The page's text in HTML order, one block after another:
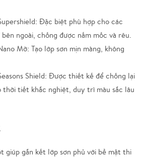
Đặc biệt phù hợp cho các
ngoài, chống được nấm mốc và rêu.
Mờ: Tạo lớp sơn mịn màng, không
Shield: Được thiết kế để chống lại
thời tiết khắc nghiệt, duy trì màu sắc lâu
giúp gắn kết lớp sơn phủ với bề mặt thi